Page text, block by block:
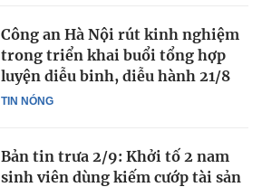
TIN NÓNG
Công an Hà Nội rút kinh nghiệm
trong triển khai buổi tổng hợp
luyện diễu binh, diễu hành 21/8
Bản tin trưa 2/9: Khởi tố 2 nam
sinh viên dùng kiếm cướp tài sản